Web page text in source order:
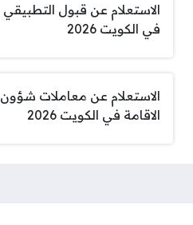
الاستعلام عن قبول التطبيقي
في الكويت 2026
الاستعلام عن معاملات شؤون
الاقامة في الكويت 2026